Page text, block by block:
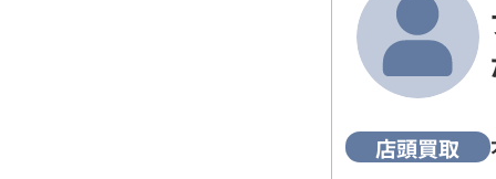
店頭買取